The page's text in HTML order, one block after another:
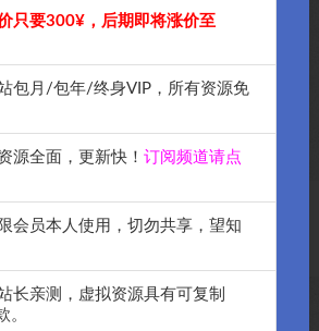
本macos
代码编
OK源码中国首发最强MacBook
苹果笔记本macos电脑应用
源码中国资源网 -All rights reserved|
只要300¥，后期即将涨价至
包月/包年/终身VIP，所有资源免
源全面，更新快！订阅频道请点
会员本人使用，切勿共享，望知
长亲测，虚拟资源具有可复制
。